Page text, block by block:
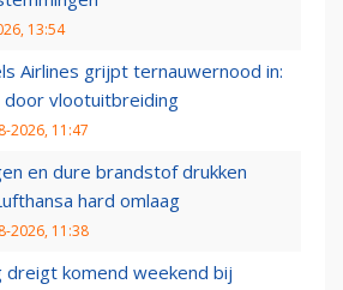
13:54
Airlines grijpt ternauwernood in:
vlootuitbreiding
2026, 11:47
en dure brandstof drukken
hard omlaag
2026, 11:38
dreigt komend weekend bij